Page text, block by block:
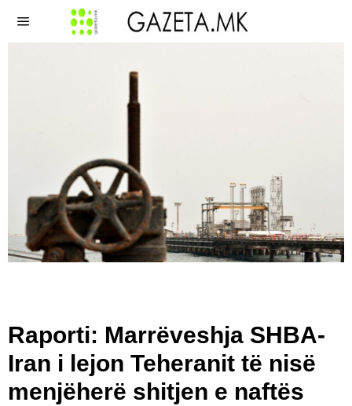
Raporti: Marrëveshja SHBA-
Iran i lejon Teheranit të nisë
menjëherë shitjen e naftës